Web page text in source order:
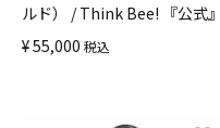
ルド） / Think Bee! 『公式』
¥55,000 税込